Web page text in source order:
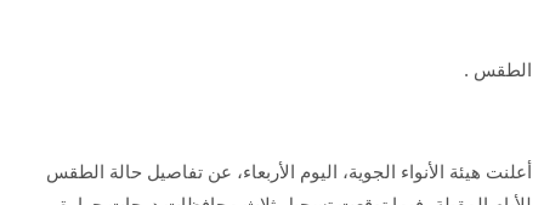
الطقس .
أعلنت هيئة الأنواء الجوية، اليوم الأربعاء، عن تفاصيل حالة الطقس